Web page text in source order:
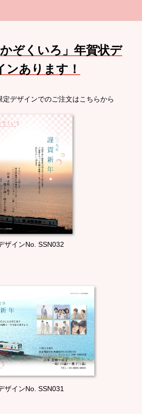
ぞくいろ」年賀状デ
ンあります！
定デザインでのご注文はこちらから
ザインNo. SSN032
ザインNo. SSN031